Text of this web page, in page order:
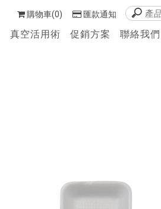
真空活用術 促銷方案 聯絡我們
購物車(0) 匯款通知